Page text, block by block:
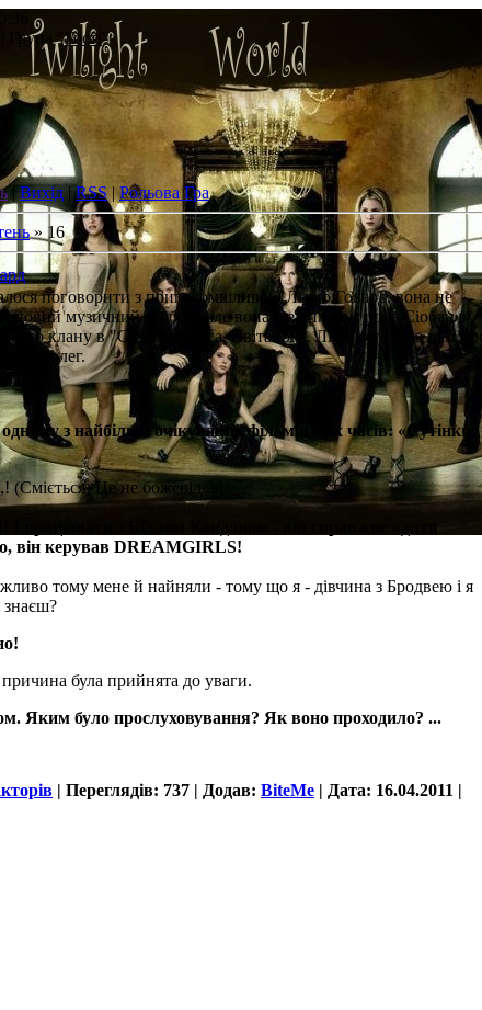
| Група "Гості "
|Вихід |RSS|Рольова Гра
» 16
поговорити з приголомшливою Лізою Говард, вона не
новий музичний альбом, але вона ще виконує роль Сіобан з
клану в "Сутінки. Сага. Світанок". Ліза розповіла нам про
колег.
з найбільш очікуваних фільмів усіх часів: «Сутінки:
(Сміється) Це не божевілля!
він керував DREAMGIRLS!
тому мене й найняли - тому що я - дівчина з Бродвею і я
знаєш?
була прийнята до уваги.
Яким було прослуховування? Як воно проходило? ...
| Переглядів: 737 | Додав: BiteMe | Дата: 16.04.2011 |